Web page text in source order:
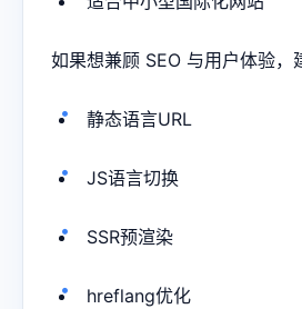
如果想兼顾 SEO 与用户体验，
静态语言URL
JS语言切换
SSR预渲染
hreflang优化